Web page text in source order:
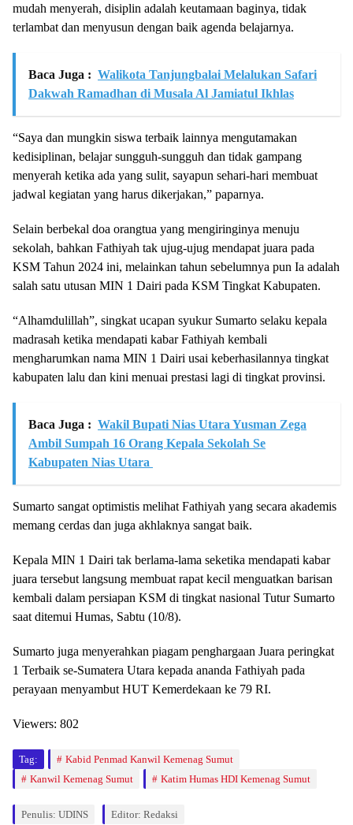
mudah menyerah, disiplin adalah keutamaan baginya, tidak
terlambat dan menyusun dengan baik agenda belajarnya.
Baca Juga : Walikota Tanjungbalai Melalukan Safari
Dakwah Ramadhan di Musala Al Jamiatul Ikhlas
“Saya dan mungkin siswa terbaik lainnya mengutamakan
kedisiplinan, belajar sungguh-sungguh dan tidak gampang
menyerah ketika ada yang sulit, sayapun sehari-hari membuat
jadwal kegiatan yang harus dikerjakan,” paparnya.
Selain berbekal doa orangtua yang mengiringinya menuju
sekolah, bahkan Fathiyah tak ujug-ujug mendapat juara pada
KSM Tahun 2024 ini, melainkan tahun sebelumnya pun Ia adalah
salah satu utusan MIN 1 Dairi pada KSM Tingkat Kabupaten.
“Alhamdulillah”, singkat ucapan syukur Sumarto selaku kepala
madrasah ketika mendapati kabar Fathiyah kembali
mengharumkan nama MIN 1 Dairi usai keberhasilannya tingkat
kabupaten lalu dan kini menuai prestasi lagi di tingkat provinsi.
Baca Juga : Wakil Bupati Nias Utara Yusman Zega
Ambil Sumpah 16 Orang Kepala Sekolah Se
Kabupaten Nias Utara
Sumarto sangat optimistis melihat Fathiyah yang secara akademis
memang cerdas dan juga akhlaknya sangat baik.
Kepala MIN 1 Dairi tak berlama-lama seketika mendapati kabar
juara tersebut langsung membuat rapat kecil menguatkan barisan
kembali dalam persiapan KSM di tingkat nasional Tutur Sumarto
saat ditemui Humas, Sabtu (10/8).
Sumarto juga menyerahkan piagam penghargaan Juara peringkat
1 Terbaik se-Sumatera Utara kepada ananda Fathiyah pada
perayaan menyambut HUT Kemerdekaan ke 79 RI.
Viewers: 802
Tag:
Kabid Penmad Kanwil Kemenag Sumut
Kanwil Kemenag Sumut
Katim Humas HDI Kemenag Sumut
Penulis: UDINS Editor: Redaksi